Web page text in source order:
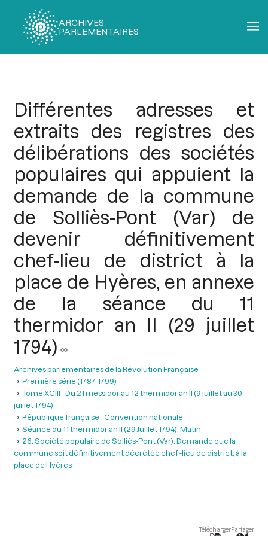
ARCHIVES
PARLEMENTAIRES
Différentes adresses et
extraits des registres des
délibérations des sociétés
populaires qui appuient la
demande de la commune
de Solliès-Pont (Var) de
devenir définitivement
chef-lieu de district à la
place de Hyères, en annexe
de la séance du 11
thermidor an II (29 juillet
1794)
Archives parlementaires de la Révolution Française
Première série (1787-1799)
Tome XCIII - Du 21 messidor au 12 thermidor an II (9 juillet au 30
juillet 1794)
République française - Convention nationale
Séance du 11 thermidor an II (29 Juillet 1794). Matin
26. Société populaire de Solliès-Pont (Var). Demande que la
commune soit définitivement décrétée chef -lieu de district, à la
place de Hyères
TéléchargerPartager